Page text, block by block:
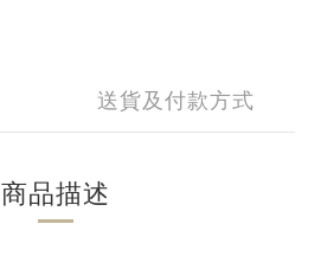
送貨及付款方式
商品描述